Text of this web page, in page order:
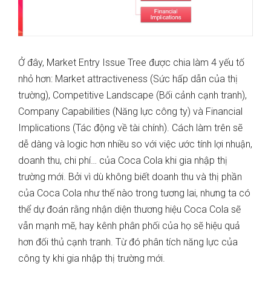
Ở đây, Market Entry Issue Tree được chia làm 4 yếu tố
nhỏ hơn: Market attractiveness (Sức hấp dẫn của thị
trường), Competitive Landscape (Bối cảnh cạnh tranh),
Company Capabilities (Năng lực công ty) và Financial
Implications (Tác động về tài chính). Cách làm trên sẽ
dễ dàng và logic hơn nhiều so với việc ước tính lợi nhuận,
doanh thu, chi phí… của Coca Cola khi gia nhập thị
trường mới. Bởi vì dù không biết doanh thu và thị phần
của Coca Cola như thế nào trong tương lai, nhưng ta có
thể dự đoán rằng nhận diện thương hiệu Coca Cola sẽ
vẫn mạnh mẽ, hay kênh phân phối của họ sẽ hiệu quả
hơn đối thủ cạnh tranh. Từ đó phân tích năng lực của
công ty khi gia nhập thị trường mới.